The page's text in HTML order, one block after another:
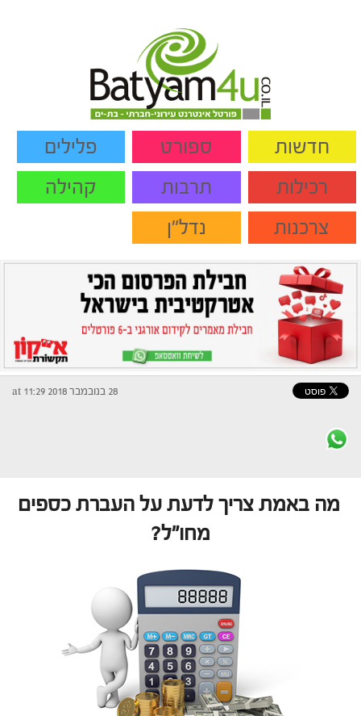
חדשות ספורט
פלילים
רכילות
תרבות
קהילה
צרכנות
נדל"ן
28 בנובמבר 2018 at 11:29
מה באמת צריך לדעת על העברת כספים
מחו"ל?